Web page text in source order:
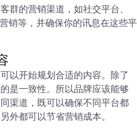
群的营销渠道，如社交平台、
销等，并确保你的讯息在这些平
以开始规划合适的内容。除了
是一致性。所以品牌应该能够
渠道，既可以确保不同平台都
外都可以节省营销成本。